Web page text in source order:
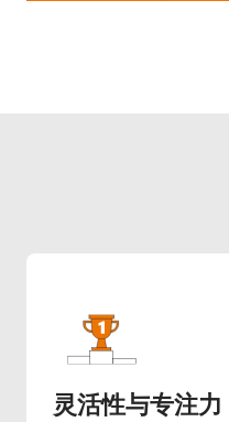
灵活性与专注力